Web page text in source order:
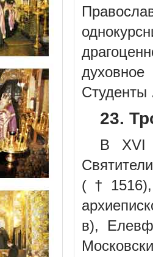
Студенты
23.
В XVI
(†1516),
в),